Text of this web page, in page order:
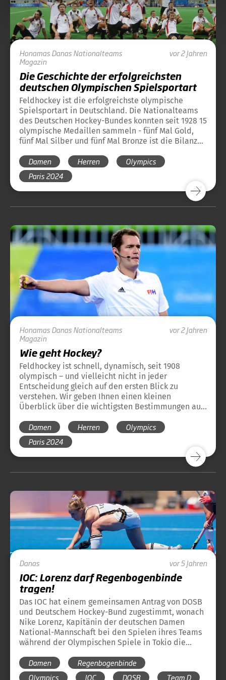
HonamasDanasNationalteams
Magazin
vor 2 Jahren
Die Geschichte der erfolgreichsten
deutschen Olympischen Spielsportart
Feldhockey ist die erfolgreichste olympische
Spielsportart in Deutschland. Die Nationalteams
des Deutschen Hockey-Bundes konnten seit 1928 15
olympische Medaillen sammeln - fünf Mal Gold,
fünf Mal Silber und fünf Mal Bronze ist die Bilanz
über die bisherige Geschichte des Hockeysports
bei Olympischen Spielen und die Medaillen des
DHB bei Olympischen Spielen.
Damen Herren
Olympics
Paris 2024
HonamasDanasNationalteams
Magazin
vor 2 Jahren
Wie geht Hockey?
Feldhockey ist schnell, dynamisch, seit 1908
olympisch – und vielleicht nicht in jeder
Entscheidung gleich auf den ersten Blick zu
verstehen. Wir geben Ihnen einen kleinen
Überblick über die wichtigsten Bestimmungen aus
Feldhockey. Damit sich der Hockey-Regel-
Dschungel auch für die neuen Hockeyfreunde ganz
schnell lichtet.
Damen Herren
Olympics
Paris 2024
Danas vor 5 Jahren
IOC: Lorenz darf Regenbogenbinde
tragen!
Das IOC hat einem gemeinsamen Antrag von DOSB
und Deutschem Hockey-Bund zugestimmt, wonach
Nike Lorenz, Kapitänin der deutschen Damen
National-Mannschaft bei den Spielen ihres Teams
während der Olympischen Spiele in Tokio die
Diversität tragen darf.
Damen
Regenbogenbinde
Olympics
IOC DOSB Team D